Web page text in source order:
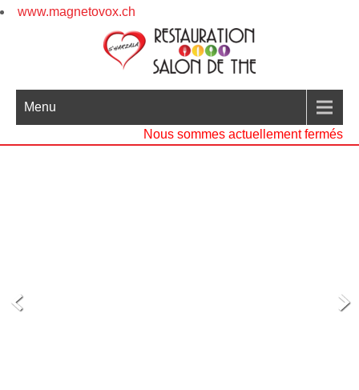
www.magnetovox.ch
Menu
Nous sommes actuellement fermés